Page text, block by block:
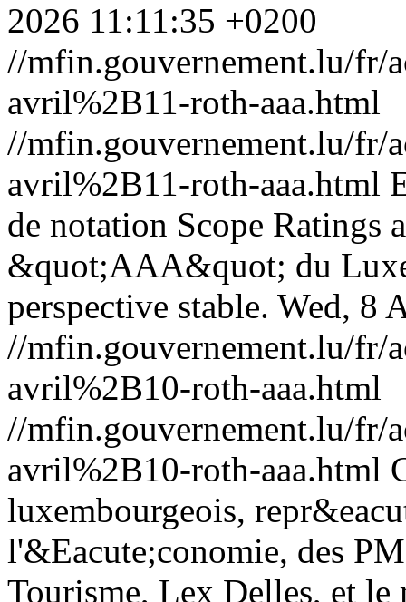
2026 11:11:35 +0200
//mfin.gouvernement.lu/fr/
avril%2B11-roth-aaa.html
//mfin.gouvernement.lu/fr/
avril%2B11-roth-aaa.html
de notation Scope Ratings
&quot;AAA&quot; du
perspective stable. Wed, 8
//mfin.gouvernement.lu/fr/
avril%2B10-roth-aaa.html
//mfin.gouvernement.lu/fr/
avril%2B10-roth-aaa.html
luxembourgeois,
l'&Eacute;conomie, des
Tourisme, Lex Delles, et le